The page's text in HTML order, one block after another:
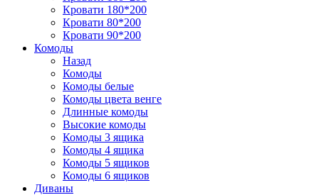
Кровати 180*200
Кровати 80*200
Кровати 90*200
Комоды
Назад
Комоды
Комоды белые
Комоды цвета венге
Длинные комоды
Высокие комоды
Комоды 3 ящика
Комоды 4 ящика
Комоды 5 ящиков
Комоды 6 ящиков
Диваны